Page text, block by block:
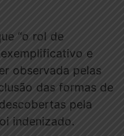
“o rol de
e
observada pelas
das formas de
pela
indenizado.